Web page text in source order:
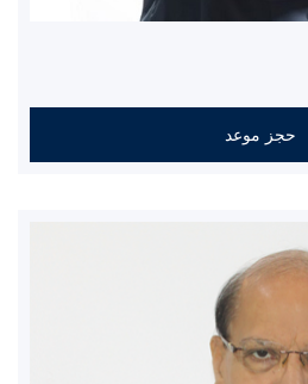
حجز موعد